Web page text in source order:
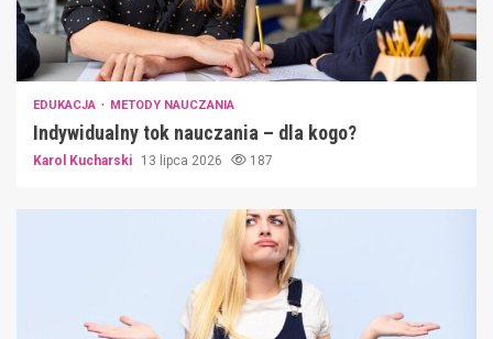
EDUKACJA METODY NAUCZANIA
Indywidualny tok nauczania – dla kogo?
Karol Kucharski 13 lipca 2026 187